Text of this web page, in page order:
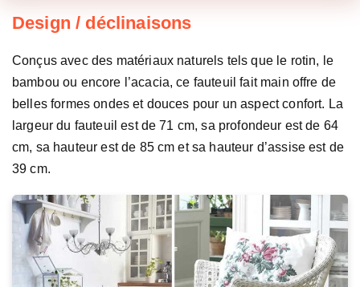
Design / déclinaisons
Conçus avec des matériaux naturels tels que le rotin, le
bambou ou encore l’acacia, ce fauteuil fait main offre de
belles formes ondes et douces pour un aspect confort. La
largeur du fauteuil est de 71 cm, sa profondeur est de 64
cm, sa hauteur est de 85 cm et sa hauteur d’assise est de
39 cm.